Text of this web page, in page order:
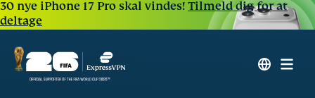
30 nye iPhone 17 Pro skal vindes!Tilmeld dig for at
deltage